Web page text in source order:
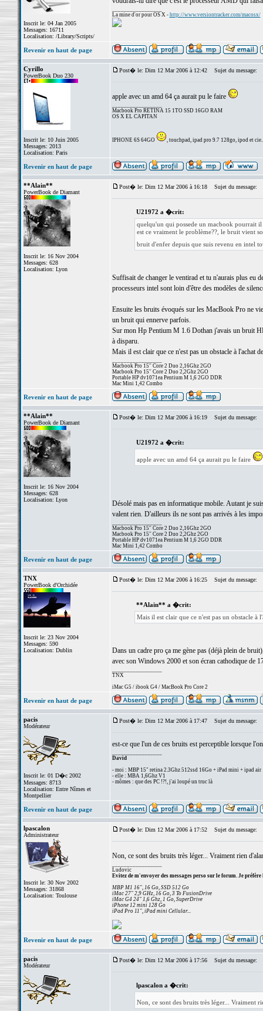
Inscrit le: 04 Jan 2005
Messages: 16711
Localisation: /Library/Scripts/
La mine d'or pour OS X - http://www.versiontracker.com/macosx/
Revenir en haut de page
Cyrillo
PowerBook Duo 230
Inscrit le: 10 Juin 2005
Messages: 2013
Localisation: Paris
Post� le: Dim 12 Mar 2006 à 12:42 Sujet du message:
apple avec un amd 64 ça aurait pu le faire
Macbook Pro RETINA 15 1TO SSD 16GO RAM
OS X EL CAPITAN
IPHONE 6S 64GO , touchpad, ipad pro 9.7 128go, ipod et
Revenir en haut de page
**Alain**
PowerBook de Diamant
Inscrit le: 16 Nov 2004
Messages: 628
Localisation: Lyon
Post� le: Dim 12 Mar 2006 à 16:18 Sujet du message:
U21972 a �crit:
quelqu'un qui possede un macbook pourrait
est ce vraiment le problème??, le bruit vient
bruit d'enfer depuis que suis revenu en intel
Suffisait de changer le ventirad et tu n'aurais plus eu
processeurs intel sont loin d'être des modèles de
Ensuite les bruits évoqués sur les MacBook Pro ne
un bruit qui ennerve parfois.
Sur mon Hp Pentium M 1.6 Dothan j'avais un bruit
à disparu.
Mais il est clair que ce n'est pas un obstacle à l'achat
Macbook Pro 15'' Core 2 Duo 2,16Ghz 2GO
Macbook Pro 15'' Core 2 Duo 2,2Ghz 2GO
Portable HP dv1071ea Pentium M 1,6 2GO DDR
Mac Mini 1,42 Combo
Revenir en haut de page
**Alain**
PowerBook de Diamant
Inscrit le: 16 Nov 2004
Messages: 628
Localisation: Lyon
Post� le: Dim 12 Mar 2006 à 16:19 Sujet du message:
U21972 a �crit:
apple avec un amd 64 ça aurait pu le faire
Désolé mais pas en informatique mobile. Autant je
valent rien. D'ailleurs ils ne sont pas arrivés à les
Macbook Pro 15'' Core 2 Duo 2,16Ghz 2GO
Macbook Pro 15'' Core 2 Duo 2,2Ghz 2GO
Portable HP dv1071ea Pentium M 1,6 2GO DDR
Mac Mini 1,42 Combo
Revenir en haut de page
TNX
PowerBook d'Orchidée
Inscrit le: 23 Nov 2004
Messages: 590
Localisation: Dublin
Post� le: Dim 12 Mar 2006 à 16:25 Sujet du message:
**Alain** a �crit:
Mais il est clair que ce n'est pas un obstacle
Dans un cadre pro ça me gène pas (déjà plein de
avec son Windows 2000 et son écran cathodique de
TNX
iMac G5 / ibook G4 / MacBook Pro Core 2
Revenir en haut de page
pacis
Modérateur
Inscrit le: 01 D�c 2002
Messages: 8713
Localisation: Entre Nîmes et
Montpellier
Post� le: Dim 12 Mar 2006 à 17:47 Sujet du message:
est-ce que l'un de ces bruits est perceptible lorsque
David
- moi : MBP 15" retina 2.3Ghz 512ssd 16Go + iPad mini + ipad air
- elle : MBA 1,6Ghz V1
- mômes : que des PC !?!, j'ai loupé un truc là
Revenir en haut de page
lpascalon
Administrateur
Inscrit le: 30 Nov 2002
Messages: 31868
Localisation: Toulouse
Post� le: Dim 12 Mar 2006 à 17:52 Sujet du message:
Non, ce sont des bruits très léger... Vraiment rien
Ludovic
Evitez de m'envoyer des messages perso sur le forum. Je préfère
MBP M1 16", 16 Go, SSD 512 Go
iMac 27" 2,9 GHz, 16 Go, 3 To FusionDrive
iMac G4 24" 1,6 Ghz, 1 Go, SuperDrive
iPhone 12 mini 128 Go
iPad Pro 11", iPad mini Cellular...
Revenir en haut de page
pacis
Modérateur
Post� le: Dim 12 Mar 2006 à 17:56 Sujet du message:
lpascalon a �crit:
Non, ce sont des bruits très léger... Vraiment